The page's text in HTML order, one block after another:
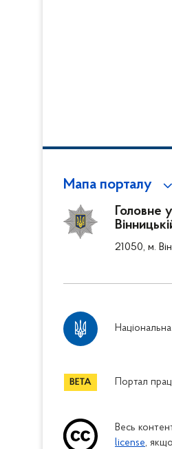
Мапа порталу
Головне
21050, м.
Національна
Портал
Весь
license,